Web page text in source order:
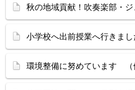
秋の地域貢献！吹奏楽部・
小学校へ出前授業へ行きま
環境整備に努めています